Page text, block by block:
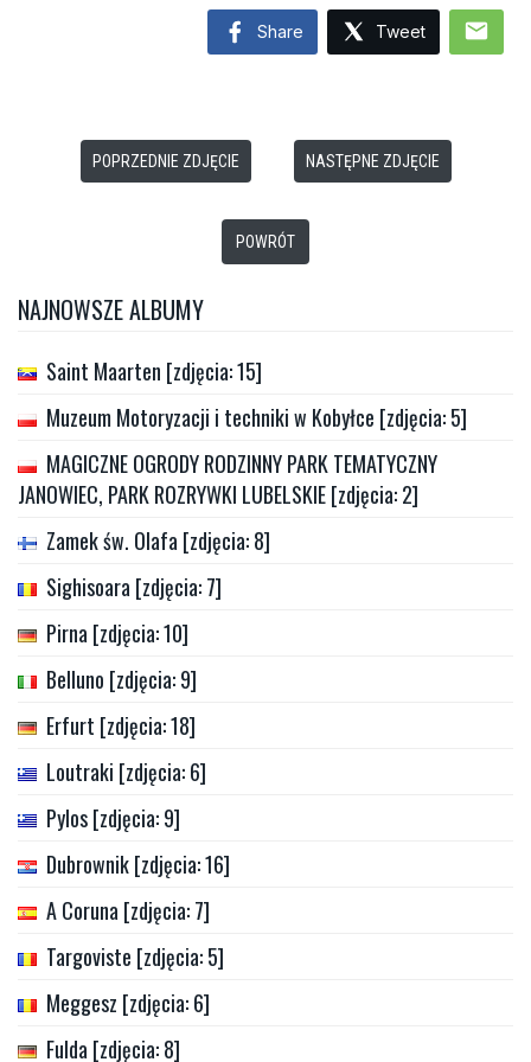
Share Tweet mail
POPRZEDNIE ZDJĘCIE NASTĘPNE ZDJĘCIE
POWRÓT
NAJNOWSZE ALBUMY
Saint Maarten [zdjęcia: 15]
Muzeum Motoryzacji i techniki w Kobyłce [zdjęcia: 5]
MAGICZNE OGRODY RODZINNY PARK TEMATYCZNY
JANOWIEC, PARK ROZRYWKI LUBELSKIE [zdjęcia: 2]
Zamek św. Olafa [zdjęcia: 8]
Sighisoara [zdjęcia: 7]
Pirna [zdjęcia: 10]
Belluno [zdjęcia: 9]
Erfurt [zdjęcia: 18]
Loutraki [zdjęcia: 6]
Pylos [zdjęcia: 9]
Dubrownik [zdjęcia: 16]
A Coruna [zdjęcia: 7]
Targoviste [zdjęcia: 5]
Meggesz [zdjęcia: 6]
Fulda [zdjęcia: 8]